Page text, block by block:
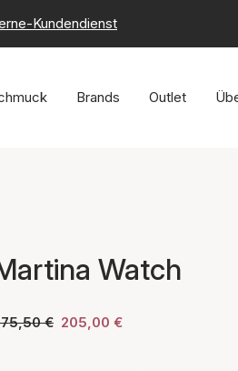
Kundendienst
Brands Outlet
Watch
€ 205,00 €